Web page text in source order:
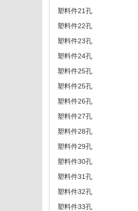
塑料件21孔
塑料件22孔
塑料件23孔
塑料件24孔
塑料件25孔
塑料件25孔
塑料件26孔
塑料件27孔
塑料件28孔
塑料件29孔
塑料件30孔
塑料件31孔
塑料件32孔
塑料件33孔